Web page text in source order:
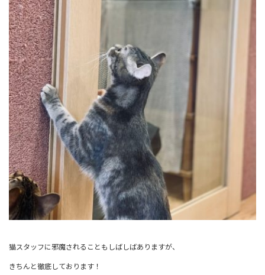
猫スタッフに邪魔されることもしばしばありますが、
きちんと徹底しております！